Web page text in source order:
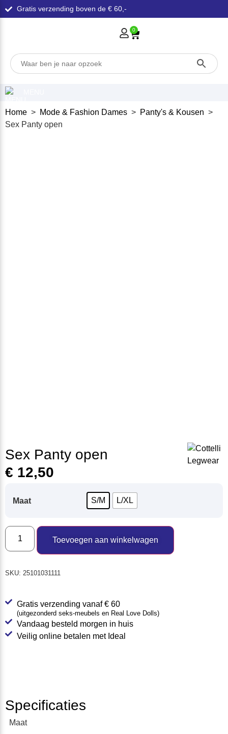
Gratis verzending boven de € 60,-
0
Home > Mode & Fashion Dames > Panty's & Kousen >
Sex Panty open
Sex Panty open
€ 12,50
Maat S/M L/XL
Toevoegen aan winkelwagen
SKU: 25101031111
Gratis verzending vanaf € 60
(uitgezonderd seks-meubels en Real Love Dolls)
Vandaag besteld morgen in huis
Veilig online betalen met Ideal
Specificaties
Maat